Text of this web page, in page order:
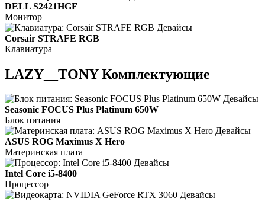
DELL S2421HGF
Монитор
Corsair STRAFE RGB
Клавиатура
LAZY__TONY Комплектующие
Seasonic FOCUS Plus Platinum 650W
Блок питания
ASUS ROG Maximus X Hero
Материнская плата
Intel Core i5-8400
Процессор